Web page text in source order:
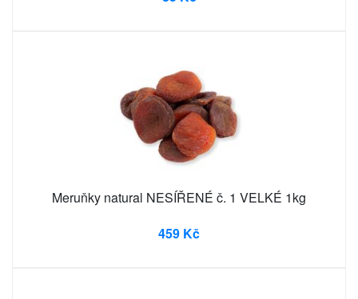
Meruňky natural NESÍŘENÉ č. 1 VELKÉ 1kg
459 Kč